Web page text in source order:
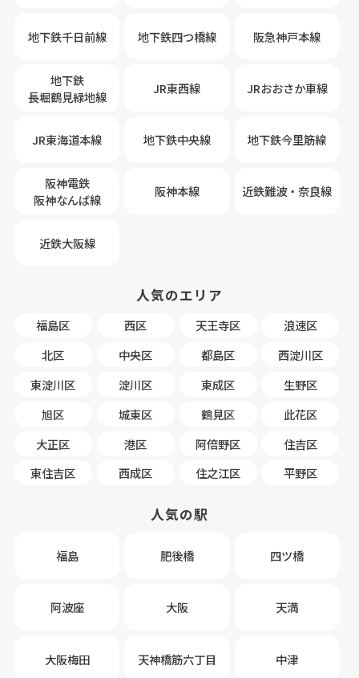
地下鉄千日前線 地下鉄四つ橋線 阪急神戸本線
地下鉄
長堀鶴見緑地線
JR東西線 JRおおさか車線
JR東海道本線 地下鉄中央線 地下鉄今里筋線
阪神電鉄
阪神なんば線
阪神本線 近鉄難波・奈良線
近鉄大阪線
人気のエリア
福島区 西区 天王寺区
浪速区
北区
中央区 都島区
西淀川区
東淀川区
淀川区 東成区
生野区
旭区
城東区 鶴見区
此花区
大正区
港区 阿倍野区
住吉区
東住吉区
西成区 住之江区 平野区
人気の駅
福島 肥後橋 四ツ橋
阿波座 大阪 天満
大阪梅田 天神橋筋六丁目 中津